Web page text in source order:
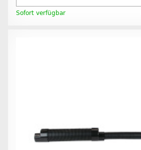
Sofort verfügbar